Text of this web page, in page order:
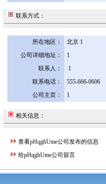
联系方式：
所在地区： 北京 1
公司详细地址：
1
联系人：
1
联系电话：
555-666-0606
公司主页：
1
相关信息：
查看pHqghUme公司发布的信息
给pHqghUme公司留言